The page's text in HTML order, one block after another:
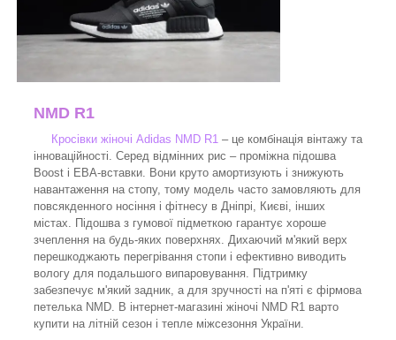
NMD R1
Кросівки жіночі Adidas NMD R1 – це комбінація вінтажу та
інноваційності. Серед відмінних рис – проміжна підошва
Boost і ЕВА-вставки. Вони круто амортизують і знижують
навантаження на стопу, тому модель часто замовляють для
повсякденного носіння і фітнесу в Дніпрі, Києві, інших
містах. Підошва з гумової підметкою гарантує хороше
зчеплення на будь-яких поверхнях. Дихаючий м'який верх
перешкоджають перегрівання стопи і ефективно виводить
вологу для подальшого випаровування. Підтримку
забезпечує м'який задник, а для зручності на п'яті є фірмова
петелька NMD. В інтернет-магазині жіночі NMD R1 варто
купити на літній сезон і тепле міжсезоння України.